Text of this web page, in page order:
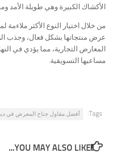
الأكشاك الكبيرة وهي طويلة الأمد
من خلال اختيار النوع الأكثر
عرض منتجاتها بشكل فعال، وجذب
المعارض التجارية، مما يؤدي في
مساعيها التسويقية.
Tags: أفضل مقاول جناح المعرض في
YOU MAY ALSO LIKE...